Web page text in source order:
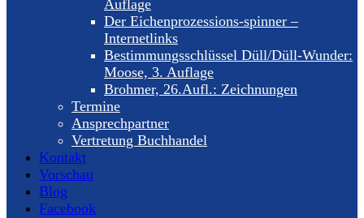
Auflage
Der Eichenprozessions-spinner –
Internetlinks
Bestimmungsschlüssel Düll/Düll-Wunder:
Moose, 3. Auflage
Brohmer, 26.Aufl.: Zeichnungen
Termine
Ansprechpartner
Vertretung Buchhandel
Kontakt
Vorschau
Blog
Facebook